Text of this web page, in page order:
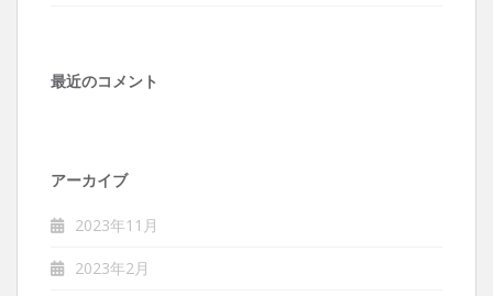
最近のコメント
アーカイブ
2023年11月
2023年2月